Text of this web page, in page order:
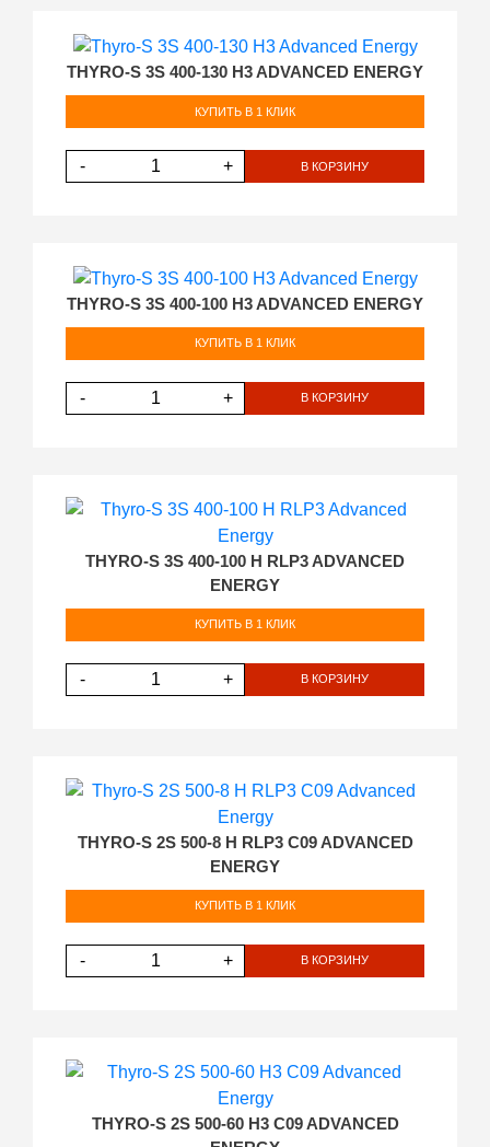
THYRO-S 3S 400-130 H3 ADVANCED ENERGY
КУПИТЬ В 1 КЛИК
- + В КОРЗИНУ
THYRO-S 3S 400-100 H3 ADVANCED ENERGY
КУПИТЬ В 1 КЛИК
- + В КОРЗИНУ
THYRO-S 3S 400-100 H RLP3 ADVANCED
ENERGY
КУПИТЬ В 1 КЛИК
- + В КОРЗИНУ
THYRO-S 2S 500-8 H RLP3 C09 ADVANCED
ENERGY
КУПИТЬ В 1 КЛИК
- + В КОРЗИНУ
THYRO-S 2S 500-60 H3 C09 ADVANCED